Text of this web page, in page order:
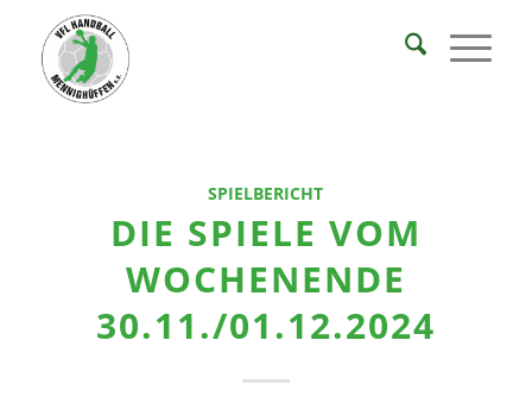
SPIELBERICHT
DIE SPIELE VOM
WOCHENENDE
30.11./01.12.2024